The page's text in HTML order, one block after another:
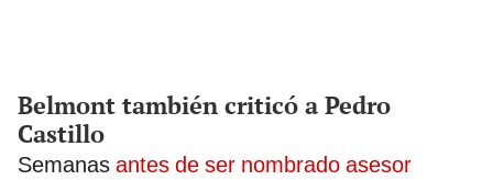
Belmont también criticó a Pedro
Castillo
Semanas antes de ser nombrado asesor